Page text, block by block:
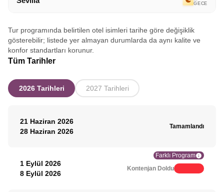
GECE
Tur programında belirtilen otel isimleri tarihe göre değişiklik
gösterebilir; listede yer almayan durumlarda da aynı kalite ve
konfor standartları korunur.
Tüm Tarihler
2026 Tarihleri 2027 Tarihleri
21 Haziran 2026
28 Haziran 2026
Tamamlandı
1 Eylül 2026
8 Eylül 2026
Farklı Program
Kontenjan Doldu